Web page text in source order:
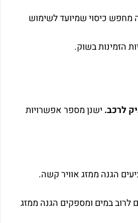
מחפש כיסוי שמיועד לשימוש
הזמינות בשוק.
לרכב. ישנן מספר אפשרויות
הגנה ממזג אוויר קשה.
לרוב במים ומספקים הגנה ממזג